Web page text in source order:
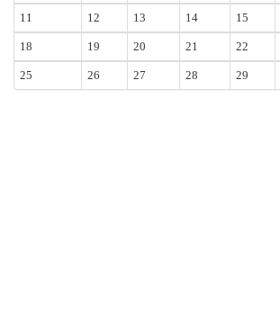
11 12 13 14 15
18 19 20 21 22
25 26 27 28 29